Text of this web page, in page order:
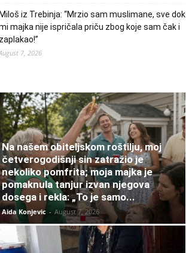
iz Trebinja: “Mrzio sam muslimane, sve dok
majka nije ispričala priču zbog koje sam čak i
7, 2026
Na našem obiteljskom roštilju, moj
četverogodišnji sin zatražio je
nekoliko pomfrita; moja majka je
pomaknula tanjur izvan njegova
dosega i rekla: „To je samo...
Aida Konjevic - August 7, 2026